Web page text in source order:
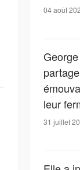
04 août
leur
des
31 juillet